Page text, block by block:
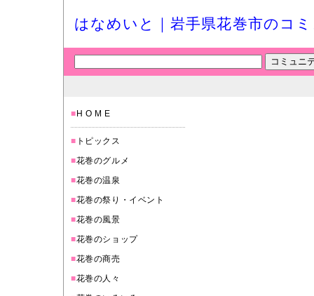
はなめいと｜岩手県花巻市のコ
■ H O M E
■ トピックス
■花巻のグルメ
■花巻の温泉
■花巻の祭り・イベント
■花巻の風景
■花巻のショップ
■花巻の商売
■花巻の人々